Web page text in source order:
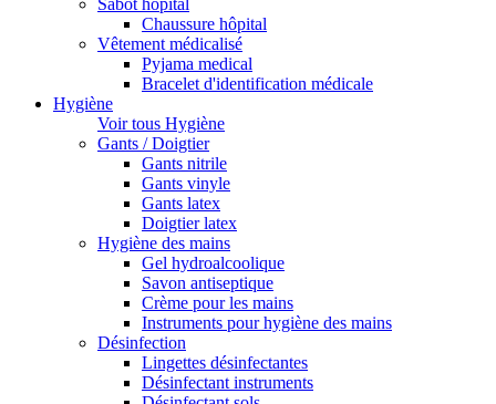
Sabot hopital
Chaussure hôpital
Vêtement médicalisé
Pyjama medical
Bracelet d'identification médicale
Hygiène
Voir tous Hygiène
Gants / Doigtier
Gants nitrile
Gants vinyle
Gants latex
Doigtier latex
Hygiène des mains
Gel hydroalcoolique
Savon antiseptique
Crème pour les mains
Instruments pour hygiène des mains
Désinfection
Lingettes désinfectantes
Désinfectant instruments